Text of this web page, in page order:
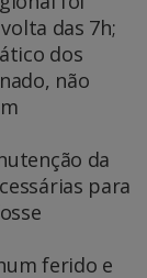
das 7h;
dos
não
da
para
ferido e